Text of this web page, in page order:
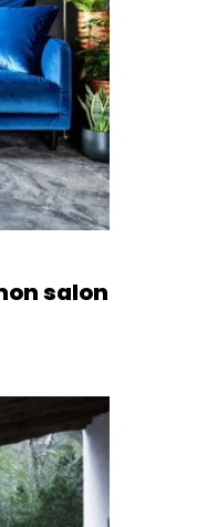
salon